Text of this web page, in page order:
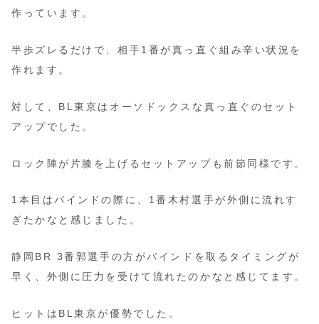
作っています。
半歩ズレるだけで、相手1番が真っ直ぐ組み辛い状況を
作れます。
対して、BL東京はオーソドックスな真っ直ぐのセット
アップでした。
ロック陣が片膝を上げるセットアップも前節同様です。
1本目はバインドの際に、1番木村選手が外側に流れす
ぎたかなと感じました。
静岡BR 3番郭選手の方がバインドを取るタイミングが
早く、外側に圧力を受けて流れたのかなと感じてます。
ヒットはBL東京が優勢でした。